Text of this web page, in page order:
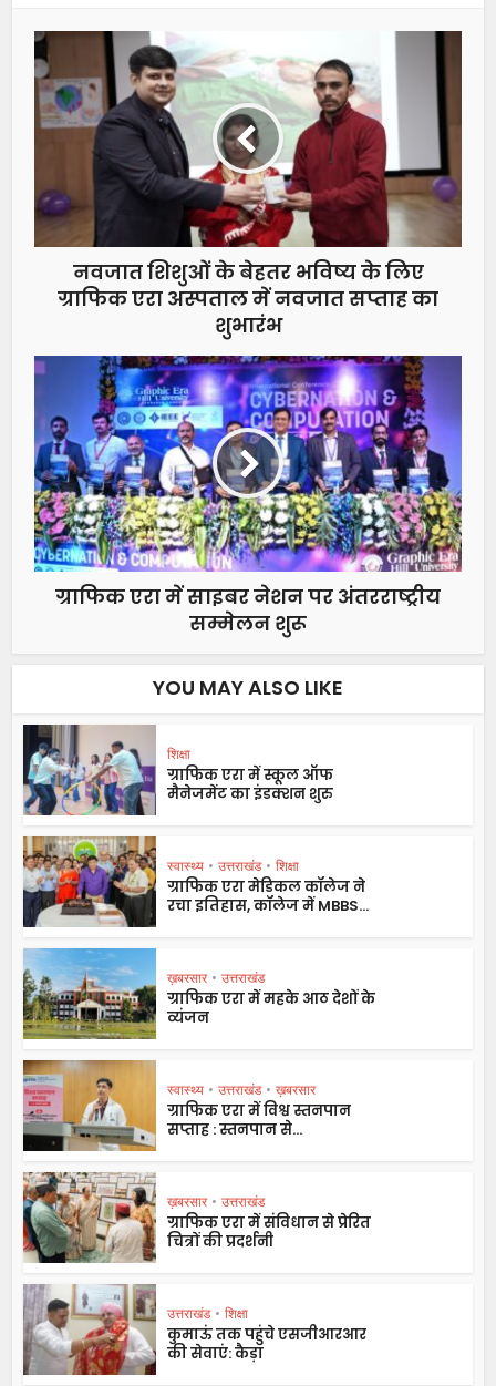
नवजात शिशुओं के बेहतर भविष्य के लिए
ग्राफिक एरा अस्पताल में नवजात सप्ताह का
शुभारंभ
ग्राफिक एरा में साइबर नेशन पर अंतरराष्ट्रीय
सम्मेलन शुरू
YOU MAY ALSO LIKE
शिक्षा
ग्राफिक एरा में स्कूल ऑफ
मैनेजमेंट का इंडक्शन शुरु
स्वास्थ्य • उत्तराखंड • शिक्षा
ग्राफिक एरा मेडिकल कॉलेज ने
रचा इतिहास, कॉलेज में MBBS...
ख़बरसार • उत्तराखंड
ग्राफिक एरा में महके आठ देशों के
व्यंजन
स्वास्थ्य • उत्तराखंड • ख़बरसार
ग्राफिक एरा में विश्व स्तनपान
सप्ताह : स्तनपान से...
ख़बरसार • उत्तराखंड
ग्राफिक एरा में संविधान से प्रेरित
चित्रों की प्रदर्शनी
उत्तराखंड • शिक्षा
कुमाऊं तक पहुंचे एसजीआरआर
की सेवाएं: कैड़ा